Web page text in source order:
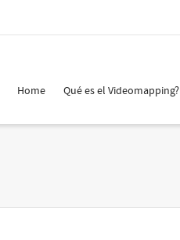
Home Qué es el Videomapping?